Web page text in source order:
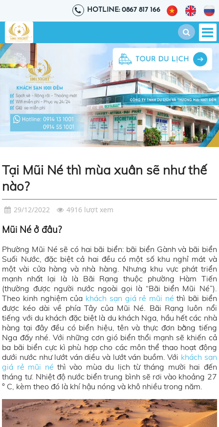
HOTLINE: 0867 817 166
Tại Mũi Né thì mùa xuân sẽ như thế
nào?
29/12/2022 4916 lượt xem
Mũi Né ở đâu?
Phường Mũi Né sẽ có hai bãi biển: bãi biển Gành và bãi biển
Suối Nước, đặc biệt cả hai đều có một số khu nghỉ mát và
một vài cửa hàng và nhà hàng. Nhưng khu vực phát triển
mạnh nhất lại là là Bãi Rạng thuộc phường Hàm Tiến
(thường được người nước ngoài gọi là “Bãi biển Mũi Né”).
Theo kinh nghiệm của khách sạn giá rẻ mũi né thì bãi biển
được kéo dài về phía Tây của Mũi Né. Bãi Rạng luôn nổi
tiếng với du khách đặc biệt là du khách Nga, hầu hết các nhà
hàng tại đây đều có biển hiệu, tên và thực đơn bằng tiếng
Nga đấy nhé. Với những cơn gió biển thổi mạnh sẽ khiến cả
ba bãi biển cực kì phù hợp cho các môn thể thao hoạt động
dưới nước như lướt ván diều và lướt ván buồm. Với khách sạn
giá rẻ mũi né thì vào mùa du lịch từ tháng mười hai đến
tháng tư. Nhiệt độ nước biển trung bình sẽ rơi vào khoảng 27
° C, kèm theo đó là khí hậu nóng và khô nhiều trong năm.